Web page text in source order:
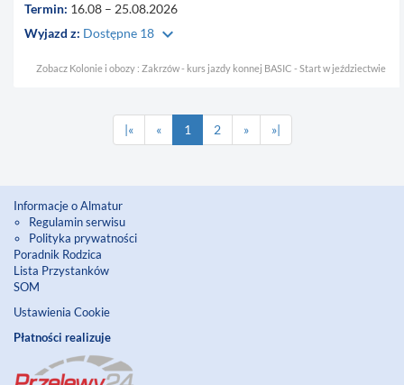
Termin: 16.08 – 25.08.2026
Wyjazd z: Dostępne 18 keyboard_arrow_down
Zobacz Kolonie i obozy : Zakrzów - kurs jazdy konnej BASIC - Start w jeździectwie
|« « 1 2 » »|
Informacje o Almatur
Regulamin serwisu
Polityka prywatności
Poradnik Rodzica
Lista Przystanków
SOM
Ustawienia Cookie
Płatności realizuje